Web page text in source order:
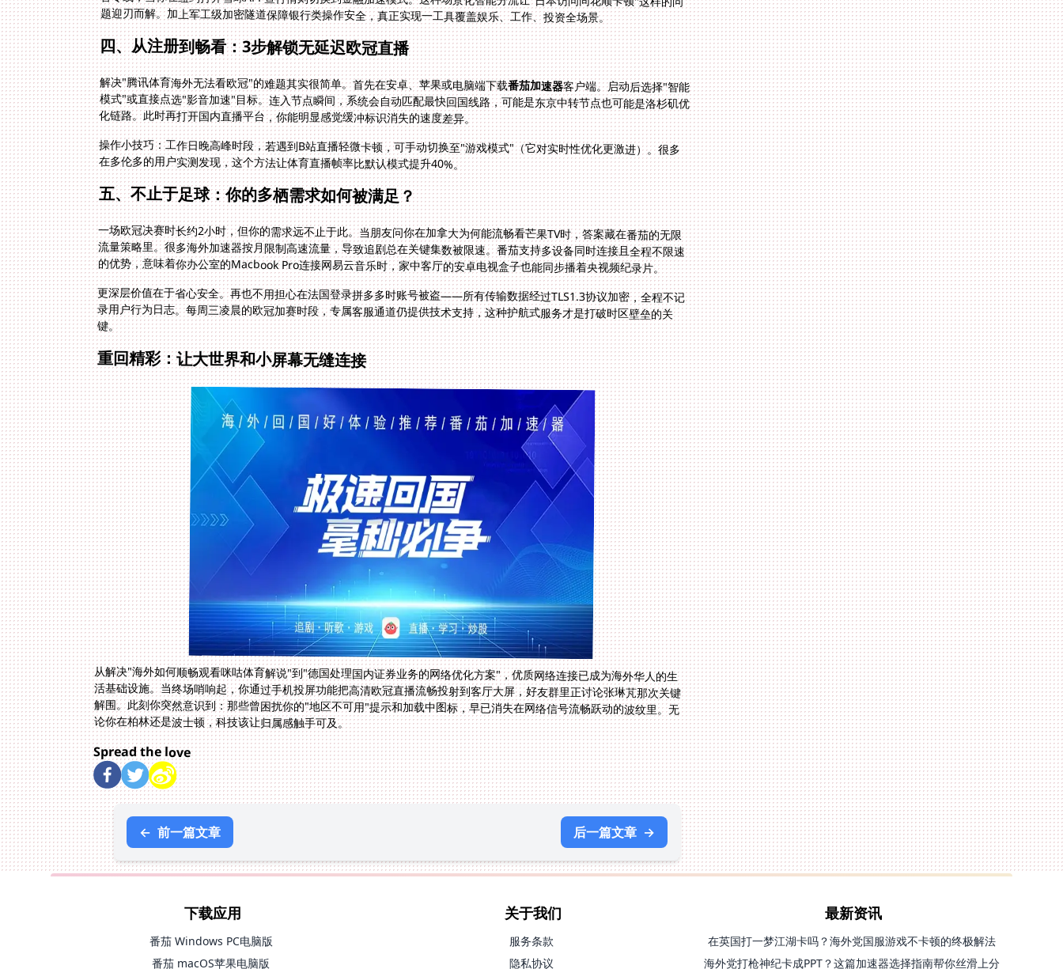
题迎刃而解。加上军工级加密隧道保障银行类操作安全，真正实现一工具覆盖娱乐、工作、投资全场景。
四、从注册到畅看：3步解锁无延迟欧冠直播
解决"腾讯体育海外无法看欧冠"的难题其实很简单。首先在安卓、苹果或电脑端下载番茄加速器客户端。启动后选择"智能
模式"或直接点选"影音加速"目标。连入节点瞬间，系统会自动匹配最快回国线路，可能是东京中转节点也可能是洛杉矶优
化链路。此时再打开国内直播平台，你能明显感觉缓冲标识消失的速度差异。
操作小技巧：工作日晚高峰时段，若遇到B站直播轻微卡顿，可手动切换至"游戏模式"（它对实时性优化更激进）。很多
在多伦多的用户实测发现，这个方法让体育直播帧率比默认模式提升40%。
五、不止于足球：你的多栖需求如何被满足？
一场欧冠决赛时长约2小时，但你的需求远不止于此。当朋友问你在加拿大为何能流畅看芒果TV时，答案藏在番茄的无限
流量策略里。很多海外加速器按月限制高速流量，导致追剧总在关键集数被限速。番茄支持多设备同时连接且全程不限速
的优势，意味着你办公室的Macbook Pro连接网易云音乐时，家中客厅的安卓电视盒子也能同步播着央视频纪录片。
更深层价值在于省心安全。再也不用担心在法国登录拼多多时账号被盗——所有传输数据经过TLS1.3协议加密，全程不记
录用户行为日志。每周三凌晨的欧冠加赛时段，专属客服通道仍提供技术支持，这种护航式服务才是打破时区壁垒的关
键。
重回精彩：让大世界和小屏幕无缝连接
从解决"海外如何顺畅观看咪咕体育解说"到"德国处理国内证券业务的网络优化方案"，优质网络连接已成为海外华人的生
活基础设施。当终场哨响起，你通过手机投屏功能把高清欧冠直播流畅投射到客厅大屏，好友群里正讨论张琳芃那次关键
解围。此刻你突然意识到：那些曾困扰你的"地区不可用"提示和加载中图标，早已消失在网络信号流畅跃动的波纹里。无
论你在柏林还是波士顿，科技该让归属感触手可及。
Spread the love
← 前一篇文章 后一篇文章 →
下载应用
番茄 Windows PC电脑版
番茄 macOS苹果电脑版
关于我们
服务条款
隐私协议
最新资讯
在英国打一梦江湖卡吗？海外党国服游戏不卡顿的终极解法
海外党打枪神纪卡成PPT？这篇加速器选择指南帮你丝滑上分